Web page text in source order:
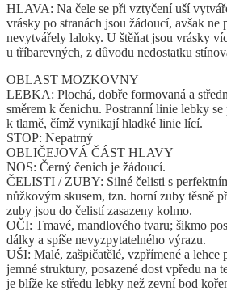
HLAVA: Na čele se při vztyčení uší
vrásky po stranách jsou žádoucí, avšak ne
nevytvářely laloky. U štěňat jsou vrásky
u tříbarevných, z důvodu nedostatku
OBLAST MOZKOVNY
LEBKA: Plochá, dobře formovaná a
směrem k čenichu. Postranní linie lebky
k tlamě, čímž vynikají hladké linie lící.
STOP: Nepatrný
OBLIČEJOVÁ ČÁST HLAVY
NOS: Černý čenich je žádoucí.
ČELISTI / ZUBY: Silné čelisti s
nůžkovým skusem, tzn. horní zuby těsně
zuby jsou do čelistí zasazeny kolmo.
OČI: Tmavé, mandlového tvaru; šikmo
dálky a spíše nevyzpytatelného výrazu.
UŠI: Malé, zašpičatělé, vzpřímené a lehce
jemné struktury, posazené dost vpředu na
je blíže ke středu lebky než zevní bod